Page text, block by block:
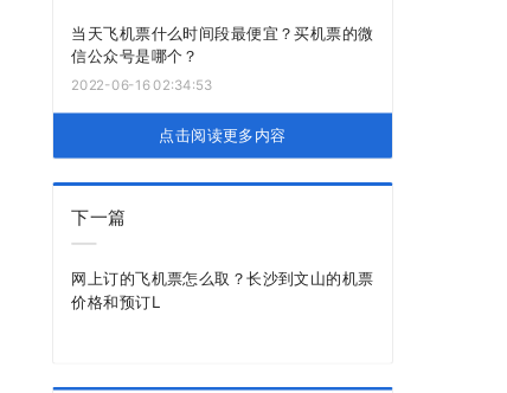
当天飞机票什么时间段最便宜？买机票的微
信公众号是哪个？
2022-06-16 02:34:53
点击阅读更多内容
下一篇
网上订的飞机票怎么取？长沙到文山的机票
价格和预订L